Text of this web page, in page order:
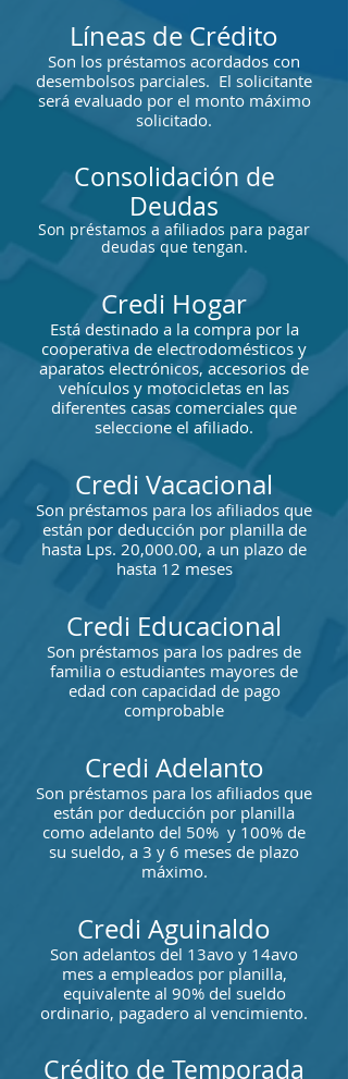
Líneas de Crédito
Son los préstamos acordados con
desembolsos parciales. El solicitante
será evaluado por el monto máximo
solicitado.
Consolidación de
Deudas
Son préstamos a afiliados para pagar
deudas que tengan.
Credi Hogar
Está destinado a la compra por la
cooperativa de electrodomésticos y
aparatos electrónicos, accesorios de
vehículos y motocicletas en las
diferentes casas comerciales que
seleccione el afiliado.
Credi Vacacional
Son préstamos para los afiliados que
están por deducción por planilla de
hasta Lps. 20,000.00, a un plazo de
hasta 12 meses
Credi Educacional
Son préstamos para los padres de
familia o estudiantes mayores de
edad con capacidad de pago
comprobable
Credi Adelanto
Son préstamos para los afiliados que
están por deducción por planilla
como adelanto del 50% y 100% de
su sueldo, a 3 y 6 meses de plazo
máximo.
Credi Aguinaldo
Son adelantos del 13avo y 14avo
mes a empleados por planilla,
equivalente al 90% del sueldo
ordinario, pagadero al vencimiento.
Crédito de Temporada